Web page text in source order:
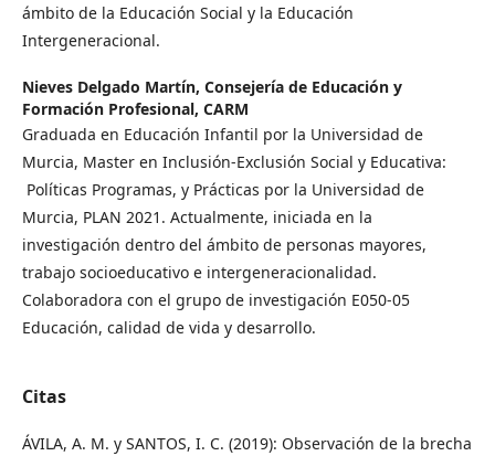
ámbito de la Educación Social y la Educación
Intergeneracional.
Nieves Delgado Martín, Consejería de Educación y
Formación Profesional, CARM
Graduada en Educación Infantil por la Universidad de
Murcia, Master en Inclusión-Exclusión Social y Educativa:
Políticas Programas, y Prácticas por la Universidad de
Murcia, PLAN 2021. Actualmente, iniciada en la
investigación dentro del ámbito de personas mayores,
trabajo socioeducativo e intergeneracionalidad.
Colaboradora con el grupo de investigación E050-05
Educación, calidad de vida y desarrollo.
Citas
ÁVILA, A. M. y SANTOS, I. C. (2019): Observación de la brecha